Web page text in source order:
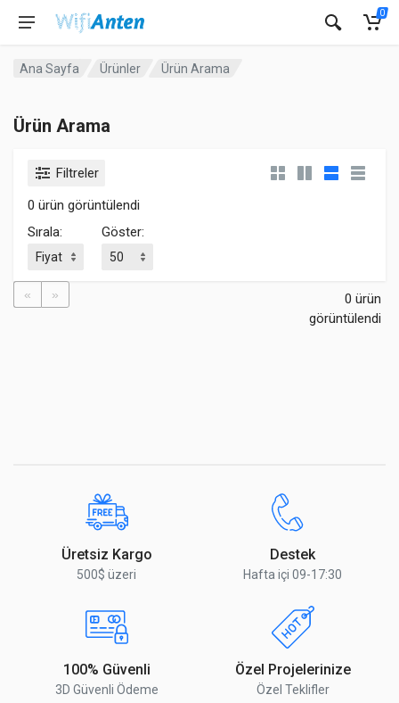
0
Ana Sayfa Ürünler Ürün Arama
Ürün Arama
Filtreler
0 ürün görüntülendi
Sırala:
Göster:
« »
0 ürün
görüntülendi
Üretsiz Kargo
500$ üzeri
Destek
Hafta içi 09-17:30
100% Güvenli
3D Güvenli Ödeme
Özel Projelerinize
Özel Teklifler